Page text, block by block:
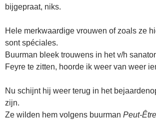
bijgepraat, niks.
Hele merkwaardige vrouwen of zoals ze
sont spéciales.
Buurman bleek trouwens in het v/h
Feyre te zitten, hoorde ik weer van weer
Nu schijnt hij weer terug in het
zijn.
Ze wilden hem volgens buurman Peut-Être